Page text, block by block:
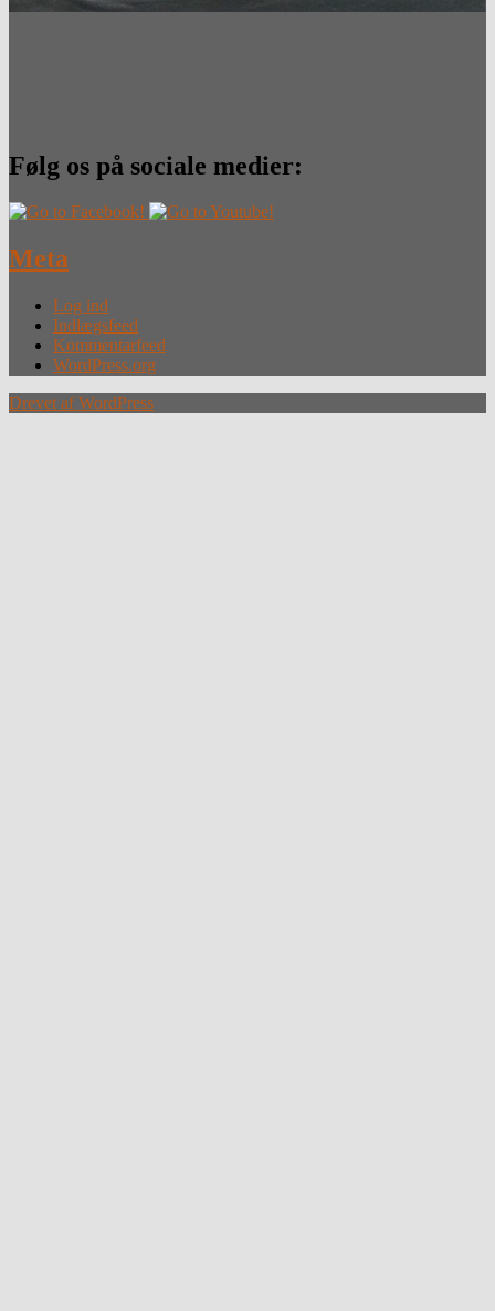
Følg os på sociale medier:
Meta
Log ind
Indlægsfeed
Kommentarfeed
WordPress.org
Drevet af WordPress